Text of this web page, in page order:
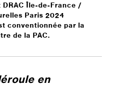
Île-de-France /
Paris 2024
conventionnée par la
de la PAC.
en